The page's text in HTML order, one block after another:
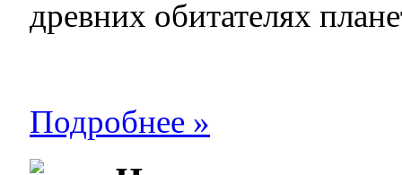
древних обитателях
Подробнее »